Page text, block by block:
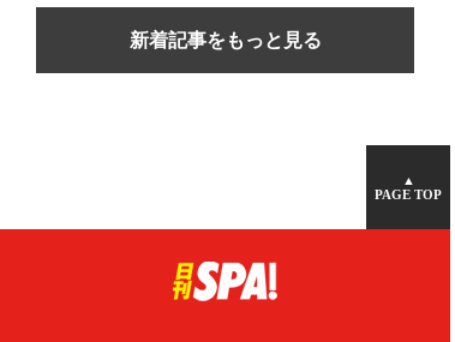
新着記事をもっと見る
▲
PAGE TOP